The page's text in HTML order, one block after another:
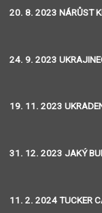
20. 8. 2023 NÁRŮST
24. 9. 2023
19. 11. 2023
31. 12. 2023 JAKÝ
11. 2. 2024 TUCKER